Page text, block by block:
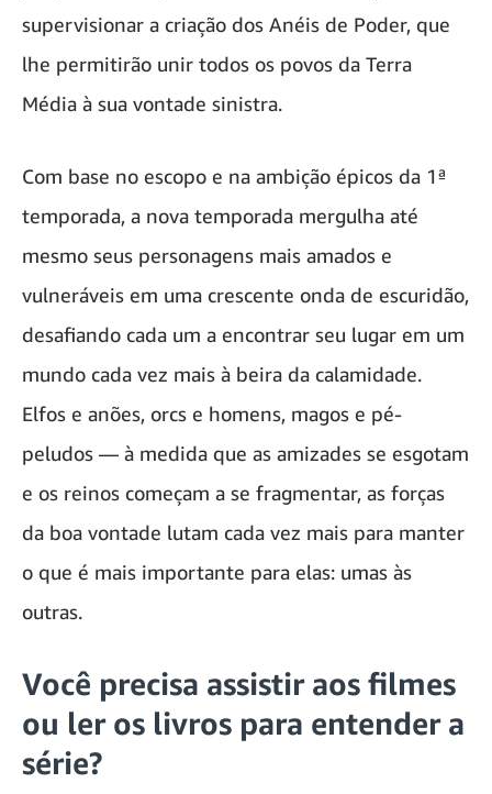
supervisionar a criação dos Anéis de Poder, que
lhe permitirão unir todos os povos da Terra
Média à sua vontade sinistra.
Com base no escopo e na ambição épicos da 1ª
temporada, a nova temporada mergulha até
mesmo seus personagens mais amados e
vulneráveis em uma crescente onda de escuridão,
desafiando cada um a encontrar seu lugar em um
mundo cada vez mais à beira da calamidade.
Elfos e anões, orcs e homens, magos e pé-
peludos — à medida que as amizades se esgotam
e os reinos começam a se fragmentar, as forças
da boa vontade lutam cada vez mais para manter
o que é mais importante para elas: umas às
outras.
Você precisa assistir aos filmes
ou ler os livros para entender a
série?